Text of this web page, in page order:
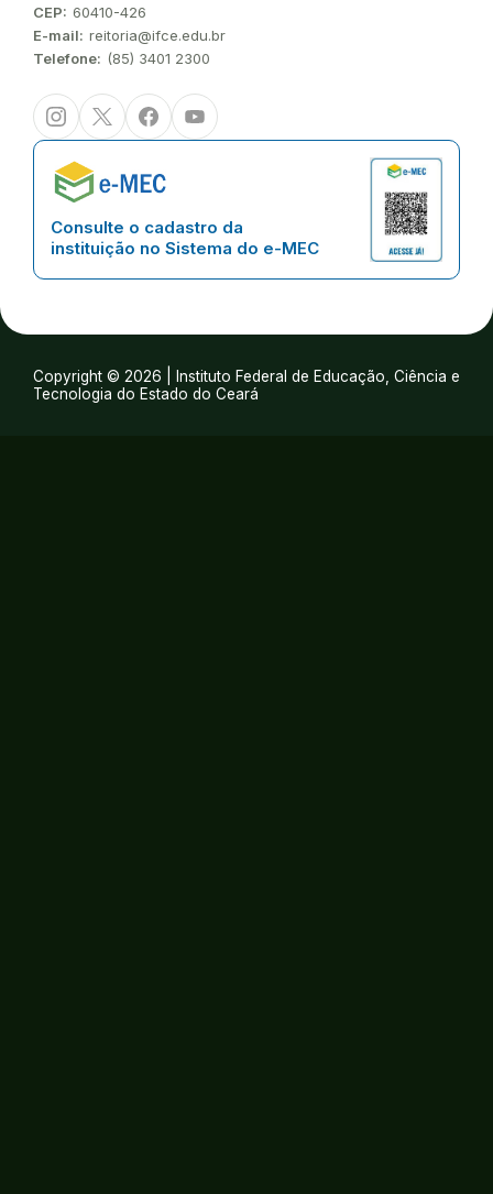
CEP: 60410-426
E-mail: reitoria@ifce.edu.br
Telefone: (85) 3401 2300
InstagramTwitter/XFacebookYoutube
Consulte o cadastro da
instituição no Sistema do e-MEC
Copyright © 2026 | Instituto Federal de Educação, Ciência e
Tecnologia do Estado do Ceará